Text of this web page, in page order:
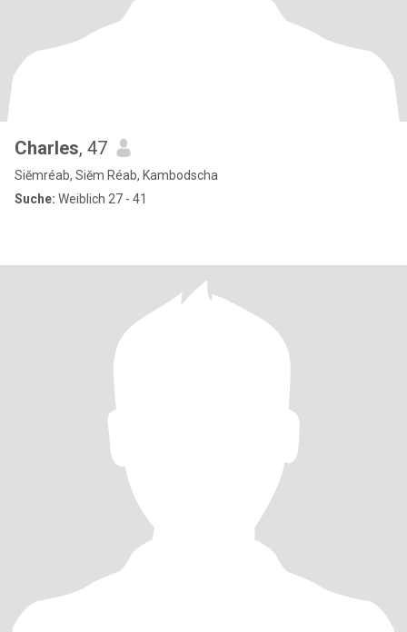
Charles, 47
Siĕmréab, Siĕm Réab, Kambodscha
Suche: Weiblich 27 - 41